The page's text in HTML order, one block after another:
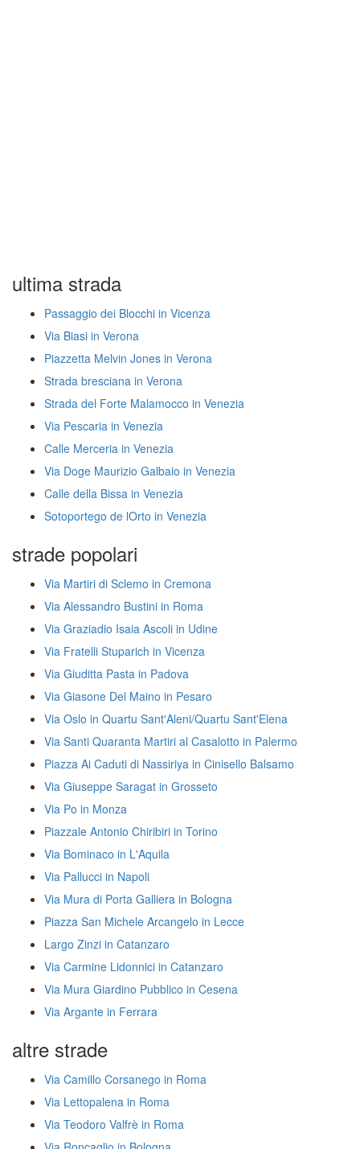
ultima strada
Passaggio dei Blocchi in Vicenza
Via Biasi in Verona
Piazzetta Melvin Jones in Verona
Strada bresciana in Verona
Strada del Forte Malamocco in Venezia
Via Pescaria in Venezia
Calle Merceria in Venezia
Via Doge Maurizio Galbaio in Venezia
Calle della Bissa in Venezia
Sotoportego de lOrto in Venezia
strade popolari
Via Martiri di Sclemo in Cremona
Via Alessandro Bustini in Roma
Via Graziadio Isaia Ascoli in Udine
Via Fratelli Stuparich in Vicenza
Via Giuditta Pasta in Padova
Via Giasone Del Maino in Pesaro
Via Oslo in Quartu Sant'Aleni/Quartu Sant'Elena
Via Santi Quaranta Martiri al Casalotto in Palermo
Piazza Ai Caduti di Nassiriya in Cinisello Balsamo
Via Giuseppe Saragat in Grosseto
Via Po in Monza
Piazzale Antonio Chiribiri in Torino
Via Bominaco in L'Aquila
Via Pallucci in Napoli
Via Mura di Porta Galliera in Bologna
Piazza San Michele Arcangelo in Lecce
Largo Zinzi in Catanzaro
Via Carmine Lidonnici in Catanzaro
Via Mura Giardino Pubblico in Cesena
Via Argante in Ferrara
altre strade
Via Camillo Corsanego in Roma
Via Lettopalena in Roma
Via Teodoro Valfrè in Roma